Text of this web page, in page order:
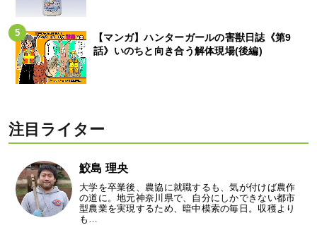
【マンガ】ハンターガールの害獣日誌《第9
話》いのちと向き合う解体現場(後編)
注目ライター
鮫島 理央
大学を卒業後、農協に就職するも、気が付けば農作
の道に。地元神奈川県で、自分にしかできない都市
型農業を実現するため、暗中模索の毎日。収穫より
も…